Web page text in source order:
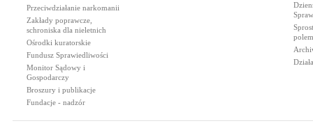
Przeciwdziałanie narkomanii
Zakłady poprawcze,
schroniska dla nieletnich
Ośrodki kuratorskie
Fundusz Sprawiedliwości
Monitor Sądowy i
Gospodarczy
Broszury i publikacje
Fundacje - nadzór